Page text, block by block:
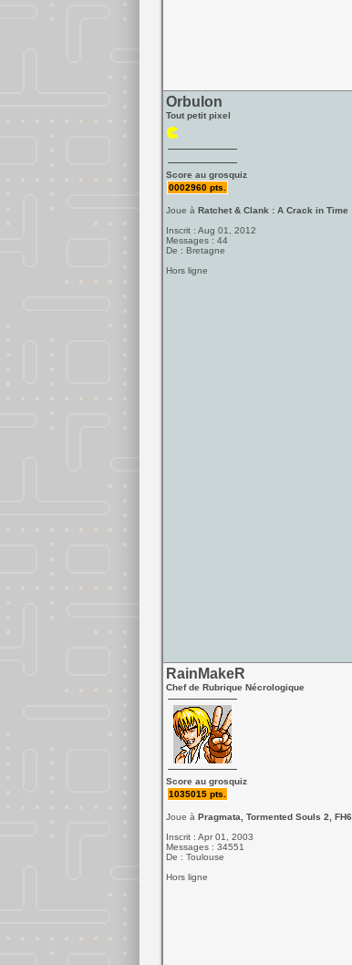
Orbulon
Tout petit pixel
Score au grosquiz
0002960 pts.
Joue à Ratchet & Clank : A Crack in Time
Inscrit : Aug 01, 2012
Messages : 44
De : Bretagne
Hors ligne
RainMakeR
Chef de Rubrique Nécrologique
Score au grosquiz
1035015 pts.
Joue à Pragmata, Tormented Souls 2, FH6
Inscrit : Apr 01, 2003
Messages : 34551
De : Toulouse
Hors ligne